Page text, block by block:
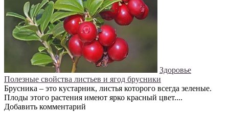
Здоровье
Полезные свойства листьев и ягод брусники
Брусника – это кустарник, листья которого всегда зеленые.
Плоды этого растения имеют ярко красный цвет....
Добавить комментарий